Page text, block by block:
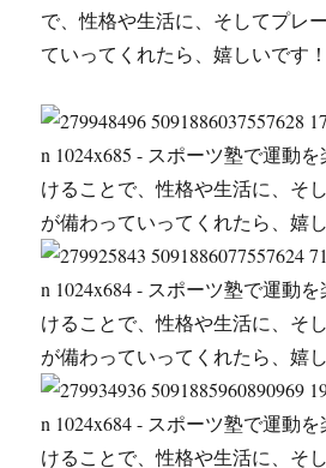
で、性格や生活に、そしてプレ
ていってくれたら、嬉しいです！